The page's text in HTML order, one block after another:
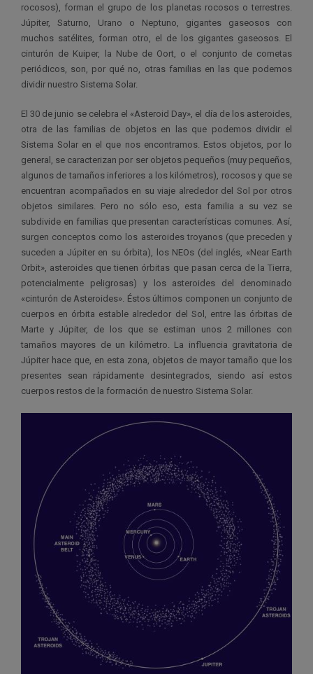
rocosos), forman el grupo de los planetas rocosos o terrestres.
Júpiter, Saturno, Urano o Neptuno, gigantes gaseosos con
muchos satélites, forman otro, el de los gigantes gaseosos. El
cinturón de Kuiper, la Nube de Oort, o el conjunto de cometas
periódicos, son, por qué no, otras familias en las que podemos
dividir nuestro Sistema Solar.
El 30 de junio se celebra el «Asteroid Day», el día de los asteroides,
otra de las familias de objetos en las que podemos dividir el
Sistema Solar en el que nos encontramos. Estos objetos, por lo
general, se caracterizan por ser objetos pequeños (muy pequeños,
algunos de tamaños inferiores a los kilómetros), rocosos y que se
encuentran acompañados en su viaje alrededor del Sol por otros
objetos similares. Pero no sólo eso, esta familia a su vez se
subdivide en familias que presentan características comunes. Así,
surgen conceptos como los asteroides troyanos (que preceden y
suceden a Júpiter en su órbita), los NEOs (del inglés, «Near Earth
Orbit», asteroides que tienen órbitas que pasan cerca de la Tierra,
potencialmente peligrosas) y los asteroides del denominado
«cinturón de Asteroides». Éstos últimos componen un conjunto de
cuerpos en órbita estable alrededor del Sol, entre las órbitas de
Marte y Júpiter, de los que se estiman unos 2 millones con
tamaños mayores de un kilómetro. La influencia gravitatoria de
Júpiter hace que, en esta zona, objetos de mayor tamaño que los
presentes sean rápidamente desintegrados, siendo así estos
cuerpos restos de la formación de nuestro Sistema Solar.